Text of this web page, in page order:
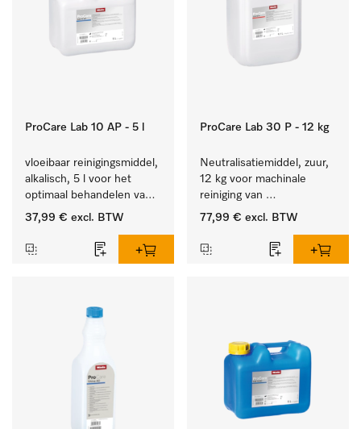
ProCare Lab 10 AP - 5 l
vloeibaar reinigingsmiddel,
alkalisch, 5 l voor het
optimaal behandelen van
laboratoriumhulpstukken.
37,99 € excl. BTW
ProCare Lab 30 P - 12 kg
Neutralisatiemiddel, zuur,
12 kg voor machinale
reiniging van
laboratoriumglaswerk en -
77,99 € excl. BTW